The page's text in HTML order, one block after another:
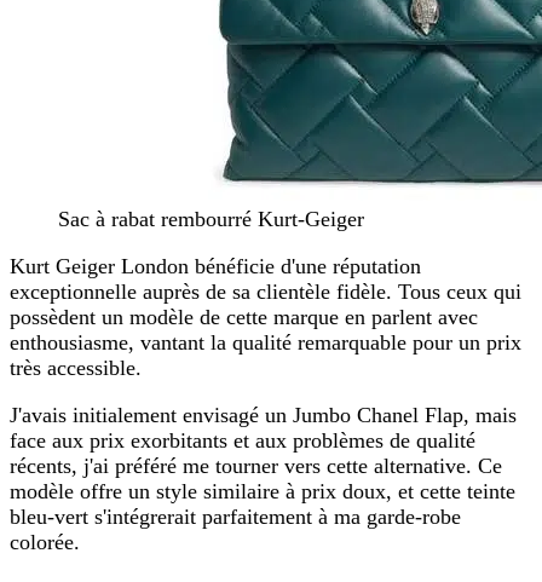
Sac à rabat rembourré Kurt-Geiger
Kurt Geiger London bénéficie d'une réputation
exceptionnelle auprès de sa clientèle fidèle. Tous ceux qui
possèdent un modèle de cette marque en parlent avec
enthousiasme, vantant la qualité remarquable pour un prix
très accessible.
J'avais initialement envisagé un Jumbo Chanel Flap, mais
face aux prix exorbitants et aux problèmes de qualité
récents, j'ai préféré me tourner vers cette alternative. Ce
modèle offre un style similaire à prix doux, et cette teinte
bleu-vert s'intégrerait parfaitement à ma garde-robe
colorée.